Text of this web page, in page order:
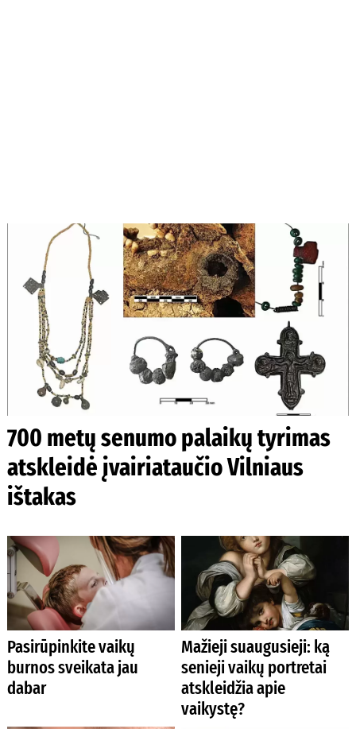
700 metų senumo palaikų tyrimas
atskleidė įvairiataučio Vilniaus
ištakas
Pasirūpinkite vaikų
burnos sveikata jau
dabar
Mažieji suaugusieji: ką
senieji vaikų portretai
atskleidžia apie
vaikystę?